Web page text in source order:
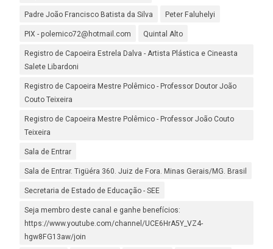
Padre João Francisco Batista da Silva Peter Faluhelyi
PIX - polemico72@hotmail.com Quintal Alto
Registro de Capoeira Estrela Dalva - Artista Plástica e Cineasta
Salete Libardoni
Registro de Capoeira Mestre Polêmico - Professor Doutor João
Couto Teixeira
Registro de Capoeira Mestre Polêmico - Professor João Couto
Teixeira
Sala de Entrar
Sala de Entrar. Tigüéra 360. Juiz de Fora. Minas Gerais/MG. Brasil
Secretaria de Estado de Educação - SEE
Seja membro deste canal e ganhe benefícios:
https://www.youtube.com/channel/UCE6HrA5Y_VZ4-
hgw8FG13aw/join